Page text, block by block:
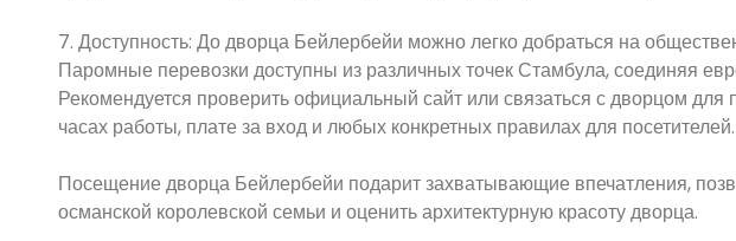
7. Доступность: До дворца Бейлербейи можно легко добраться на
Паромные перевозки доступны из различных точек Стамбула, соединяя
Рекомендуется проверить официальный сайт или связаться с дворцом
часах работы, плате за вход и любых конкретных правилах для посетителей.
Посещение дворца Бейлербейи подарит захватывающие впечатления,
османской королевской семьи и оценить архитектурную красоту дворца.